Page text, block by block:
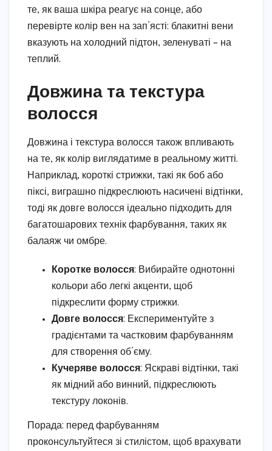
те, як ваша шкіра реагує на сонце, або
перевірте колір вен на зап’ясті: блакитні вени
вказують на холодний підтон, зеленуваті – на
теплий.
Довжина та текстура
волосся
Довжина і текстура волосся також впливають
на те, як колір виглядатиме в реальному житті.
Наприклад, короткі стрижки, такі як боб або
піксі, виграшно підкреслюють насичені відтінки,
тоді як довге волосся ідеально підходить для
багатошарових технік фарбування, таких як
балаяж чи омбре.
Коротке волосся: Вибирайте однотонні
кольори або легкі акценти, щоб
підкреслити форму стрижки.
Довге волосся: Експериментуйте з
градієнтами та частковим фарбуванням
для створення об’єму.
Кучеряве волосся: Яскраві відтінки, такі
як мідний або винний, підкреслюють
текстуру локонів.
Порада: перед фарбуванням
проконсультуйтеся зі стилістом, щоб врахувати